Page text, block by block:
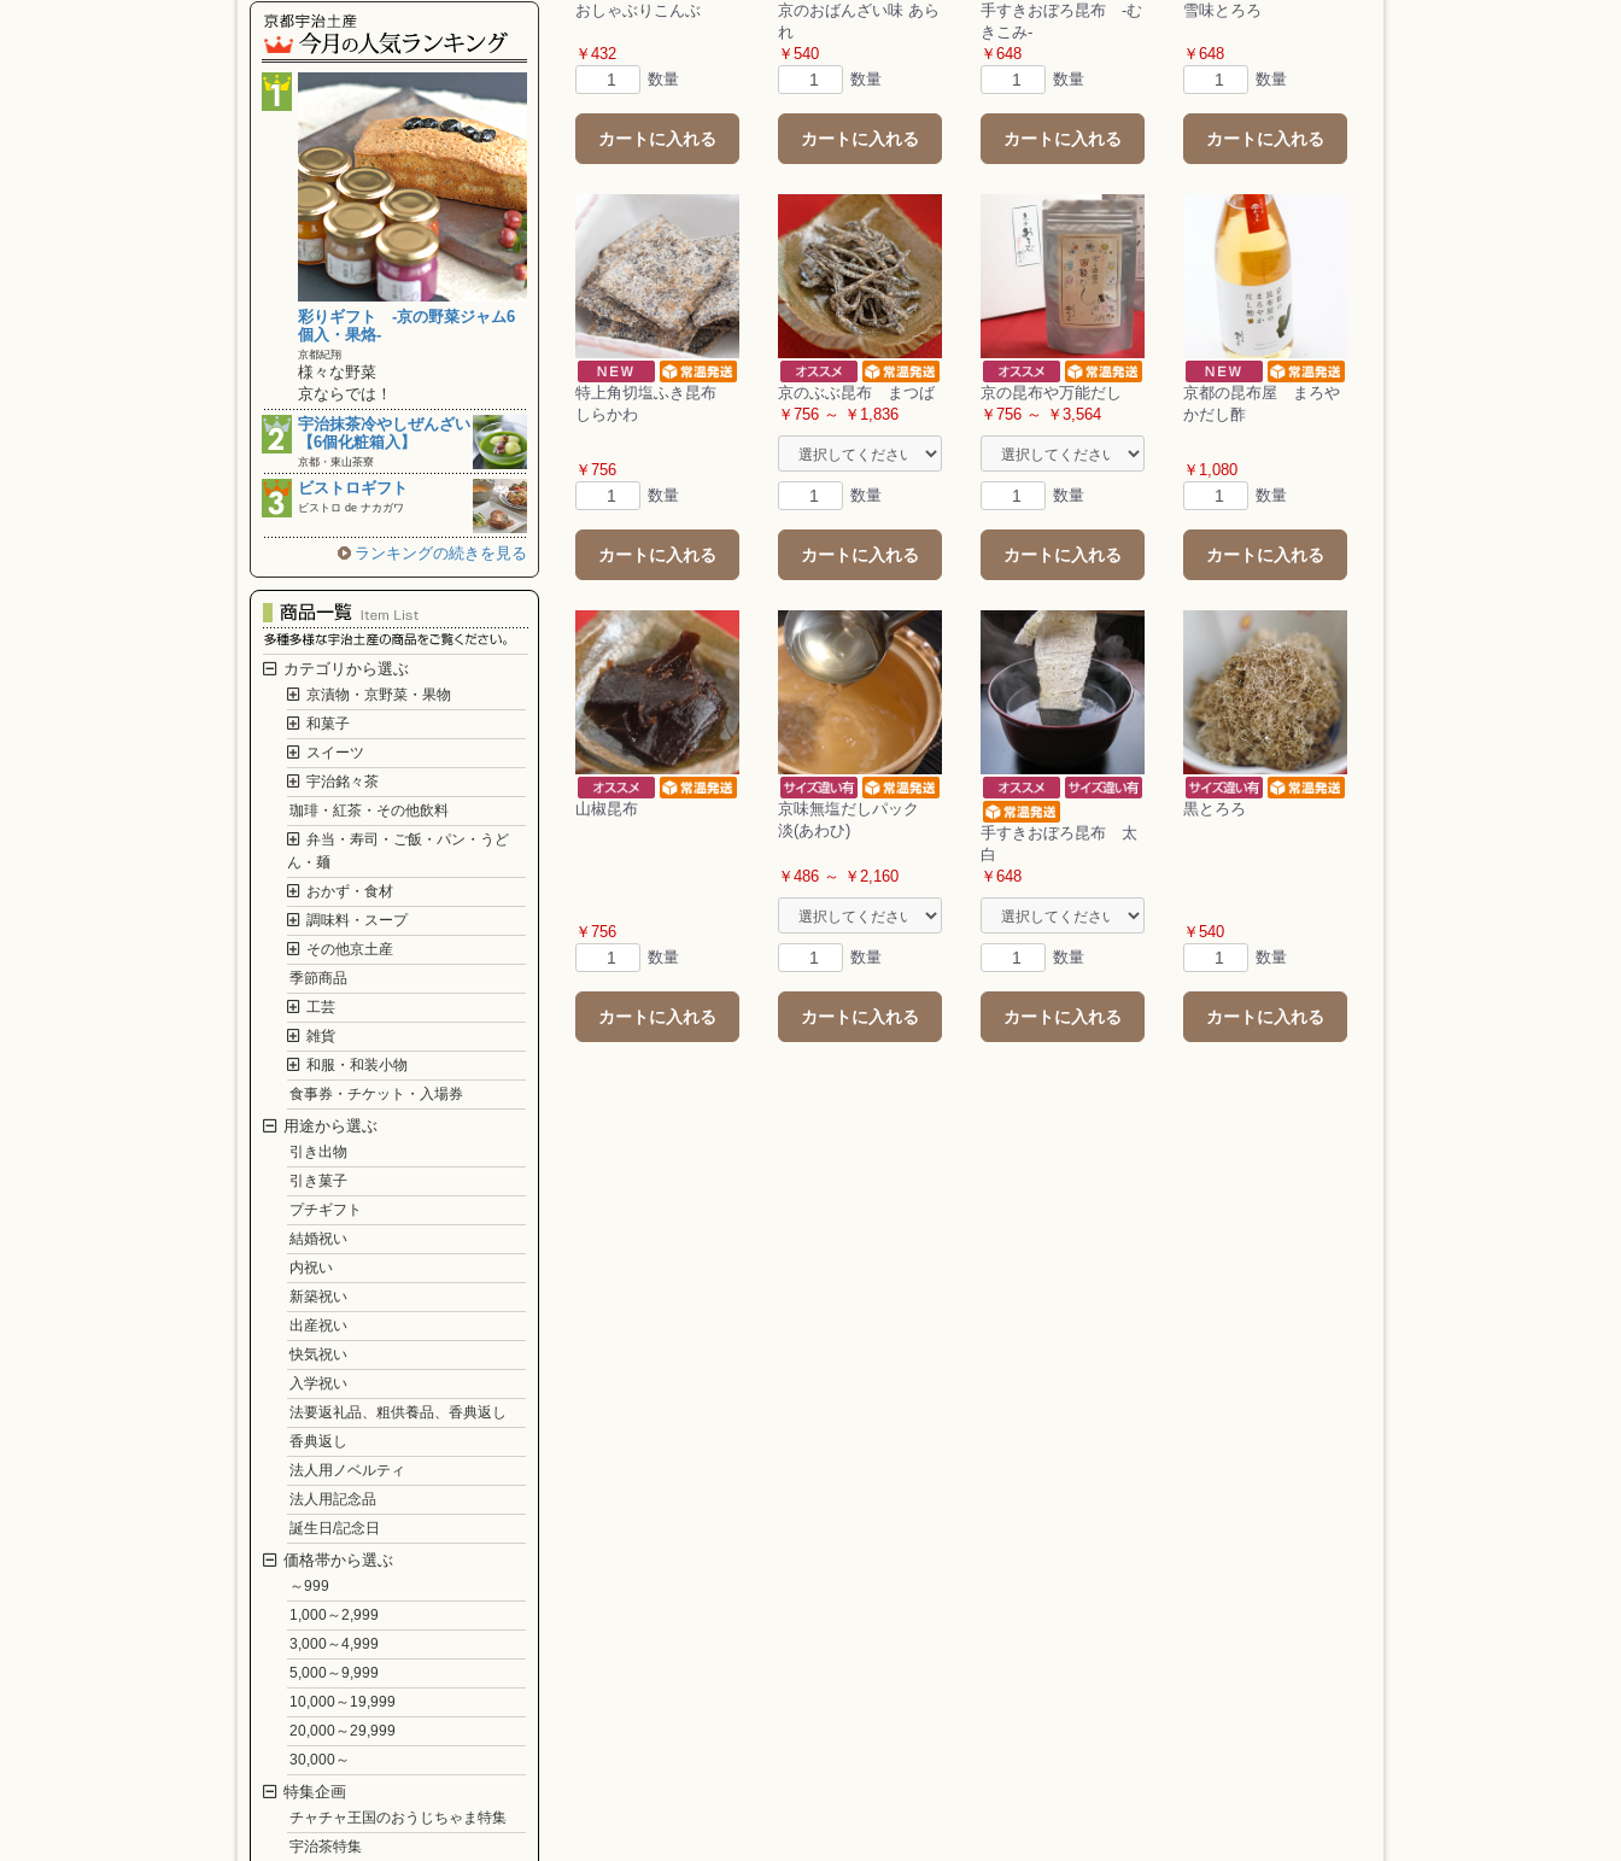
彩りギフト ‐京の野菜ジャム6
個入・果烙‐
京都紀翔
様々な野菜
京ならでは！
宇治抹茶冷やしぜんざい
【6個化粧箱入】
京都・東山茶寮
ビストロギフト
ビストロ de ナカガワ
ランキングの続きを見る
カテゴリから選ぶ
京漬物・京野菜・果物
和菓子
スイーツ
宇治銘々茶
珈琲・紅茶・その他飲料
弁当・寿司・ご飯・パン・うど
ん・麺
おかず・食材
調味料・スープ
その他京土産
季節商品
工芸
雑貨
和服・和装小物
食事券・チケット・入場券
用途から選ぶ
引き出物
引き菓子
プチギフト
結婚祝い
内祝い
新築祝い
出産祝い
快気祝い
入学祝い
法要返礼品、粗供養品、香典返し
香典返し
法人用ノベルティ
法人用記念品
誕生日/記念日
価格帯から選ぶ
～999
1,000～2,999
3,000～4,999
5,000～9,999
10,000～19,999
20,000～29,999
30,000～
特集企画
チャチャ王国のおうじちゃま特集
宇治茶特集
おしゃぶりこんぶ
￥432
数量
カートに入れる
京のおばんざい味 あら
れ
￥540
数量
カートに入れる
手すきおぼろ昆布 ‐む
きこみ-
￥648
数量
カートに入れる
雪味とろろ
￥648
数量
カートに入れる
特上角切塩ふき昆布
しらかわ
￥756
数量
カートに入れる
京のぶぶ昆布 まつば
￥756 ～ ￥1,836
数量
カートに入れる
京の昆布や万能だし
￥756 ～ ￥3,564
数量
カートに入れる
京都の昆布屋 まろや
かだし酢
￥1,080
数量
カートに入れる
山椒昆布
￥756
数量
カートに入れる
京味無塩だしパック
淡(あわひ)
￥486 ～ ￥2,160
数量
カートに入れる
手すきおぼろ昆布 太
白
￥648
数量
カートに入れる
黒とろろ
￥540
数量
カートに入れる